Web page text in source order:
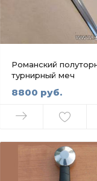
Романский
турнирный меч
8800 руб.